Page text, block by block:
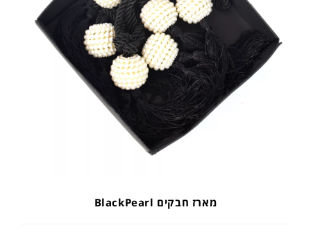
מארז חבקים BlackPearl